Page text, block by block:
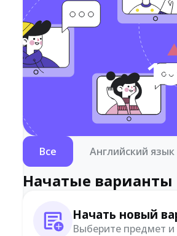
Все Английский язык
Начатые варианты
Начать новый
Выберите предмет и